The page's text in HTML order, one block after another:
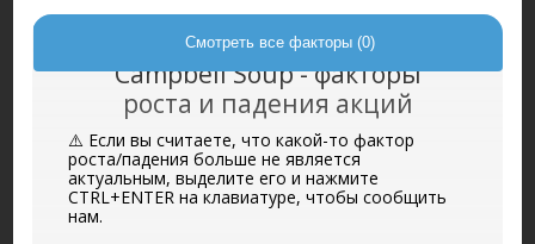
Campbell Soup - факторы
роста и падения акций
Смотреть все факторы (0)
⚠️ Если вы считаете, что какой-то фактор
роста/падения больше не является
актуальным, выделите его и нажмите
CTRL+ENTER на клавиатуре, чтобы сообщить
нам.